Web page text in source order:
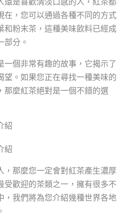
在，您可以通過各種不同的方式
和粉末茶，這種美味飲料已經成
部分。
個非常有趣的故事，它揭示了
望。如果您正在尋找一種美味的
那麼紅茶絕對是一個不錯的選
紹
紹
，那麼您一定會對紅茶產生濃厚
受歡迎的茶類之一，擁有很多不
，我們將為您介紹幾種世界各地